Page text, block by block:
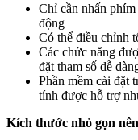
Chỉ cần nhấn
động
Có thể điều chỉnh
Các chức năng
đặt tham số dễ
Phần mềm cài đặt
tính được hỗ trợ
Kích thước nhỏ gọn